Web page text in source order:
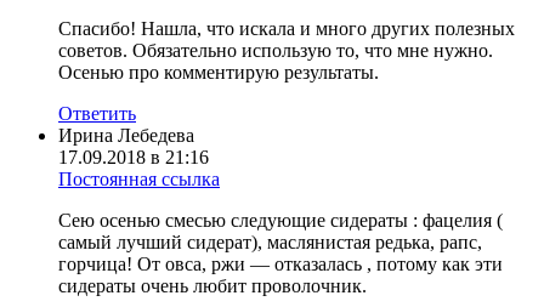
Спасибо! Нашла, что искала и много других полезных
советов. Обязательно использую то, что мне нужно.
Осенью про комментирую результаты.
Ответить
Ирина Лебедева
17.09.2018 в 21:16
Постоянная ссылка
Сею осенью смесью следующие сидераты : фацелия (
самый лучший сидерат), маслянистая редька, рапс,
горчица! От овса, ржи — отказалась , потому как эти
сидераты очень любит проволочник.